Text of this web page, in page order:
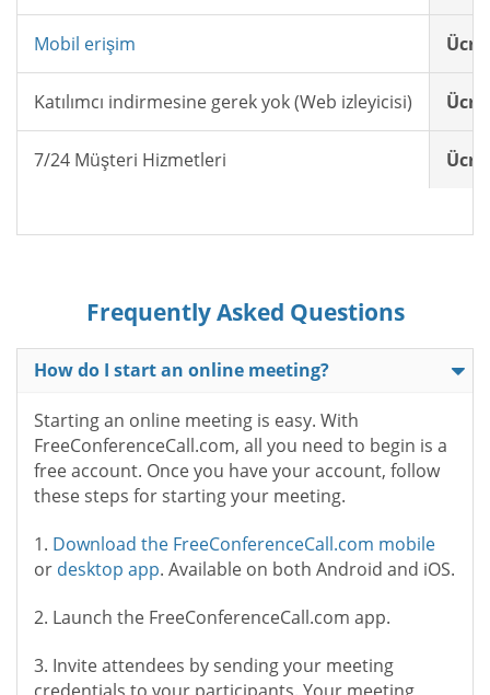
Mobil erişim
Katılımcı indirmesine gerek yok (Web izleyicisi)
7/24 Müşteri Hizmetleri
Frequently Asked Questions
How do I start an online meeting?
Starting an online meeting is easy. With
FreeConferenceCall.com, all you need to begin is a
free account. Once you have your account, follow
these steps for starting your meeting.
1. Download the FreeConferenceCall.com mobile
or desktop app. Available on both Android and iOS.
2. Launch the FreeConferenceCall.com app.
3. Invite attendees by sending your meeting
credentials to your participants. Your meeting